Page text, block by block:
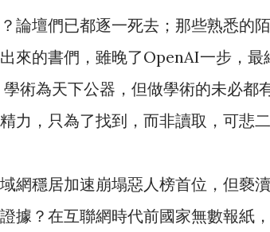
論壇們已都逐一死去；那些熟悉的
來的書們，雖晚了OpenAI一步，最
學術為天下公器，但做學術的未必都
力，只為了找到，而非讀取，可悲
網穩居加速崩塌惡人榜首位，但褻
據？在互聯網時代前國家無數報紙